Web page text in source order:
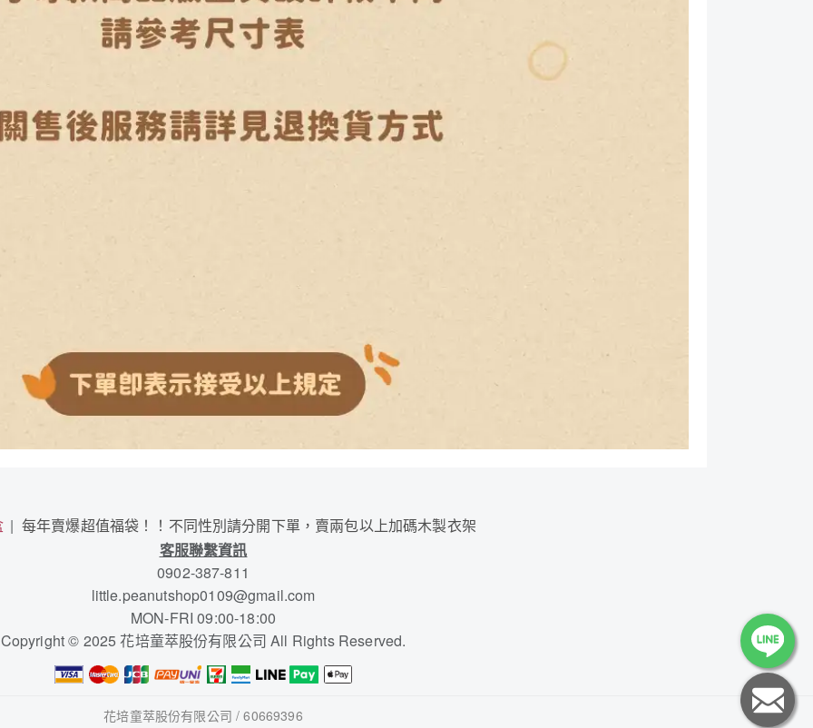
每年賣爆超值福袋！！不同性別請分開下單，賣兩包以上加碼木製衣架
客服聯繫資訊
0902-387-811
little.peanutshop0109@gmail.com
MON-FRI 09:00-18:00
Copyright © 2025 花培童萃股份有限公司 All Rights Reserved.
花培童萃股份有限公司 / 60669396